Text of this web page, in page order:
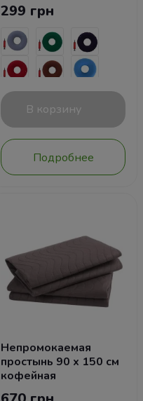
299 грн
В корзину
Подробнее
Непромокаемая
простынь 90 х 150 см
кофейная